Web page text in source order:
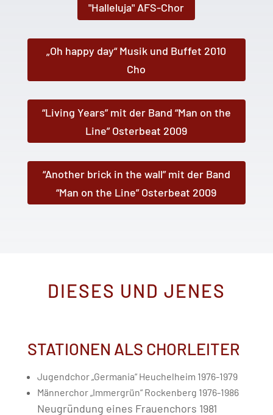
"Halleluja" AFS-Chor
„Oh happy day“ Musik und Buffet 2010
Cho
“Living Years” mit der Band “Man on the
Line” Osterbeat 2009
“Another brick in the wall” mit der Band
“Man on the Line” Osterbeat 2009
DIESES UND JENES
STATIONEN ALS CHORLEITER
Jugendchor „Germania“ Heuchelheim 1976-1979
Männerchor „Immergrün“ Rockenberg 1976-1986
Neugründung eines Frauenchors 1981